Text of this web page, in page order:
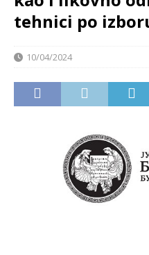
tehnici po
10/04/2024